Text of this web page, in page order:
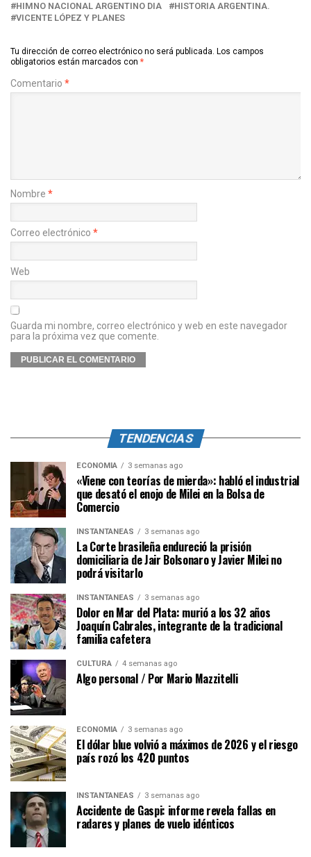
HIMNO NACIONAL ARGENTINO DIA
HISTORIA ARGENTINA.
VICENTE LÓPEZ Y PLANES
Tu dirección de correo electrónico no será publicada. Los campos
obligatorios están marcados con *
Comentario *
Nombre *
Correo electrónico *
Web
Guarda mi nombre, correo electrónico y web en este navegador
para la próxima vez que comente.
TENDENCIAS
ECONOMÍA 3 semanas ago
«Viene con teorías de mierda»: habló el industrial
que desató el enojo de Milei en la Bolsa de
Comercio
INSTANTÁNEAS 3 semanas ago
La Corte brasileña endureció la prisión
domiciliaria de Jair Bolsonaro y Javier Milei no
podrá visitarlo
INSTANTÁNEAS 3 semanas ago
Dolor en Mar del Plata: murió a los 32 años
Joaquín Cabrales, integrante de la tradicional
familia cafetera
CULTURA 4 semanas ago
Algo personal / Por Mario Mazzitelli
ECONOMÍA 3 semanas ago
El dólar blue volvió a máximos de 2026 y el riesgo
país rozó los 420 puntos
INSTANTÁNEAS 3 semanas ago
Accidente de Gaspi: informe revela fallas en
radares y planes de vuelo idénticos